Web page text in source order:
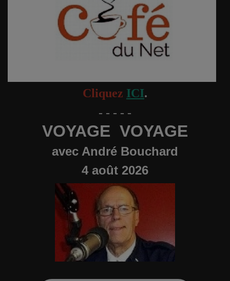
Cliquez ICI.
- - - - -
VOYAGE VOYAGE
avec André Bouchard
4 août 2026